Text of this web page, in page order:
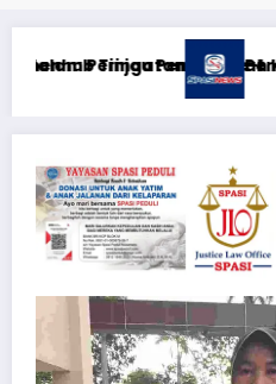
II di RS PHC Surabaya
Ini**Rabu, 5 Agustus